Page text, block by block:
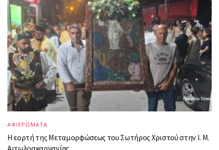
ΑΦΙΕΡΩΜΑΤΑ
Η εορτή της Μεταμορφώσεως του Σωτήρος Χριστού στην Ι. Μ.
Αιτωλοακαρνανίας